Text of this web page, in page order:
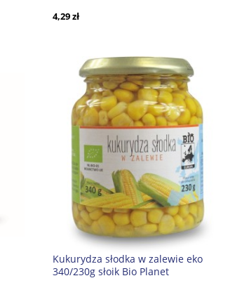
4,29 zł
Kukurydza słodka w zalewie eko
340/230g słoik Bio Planet